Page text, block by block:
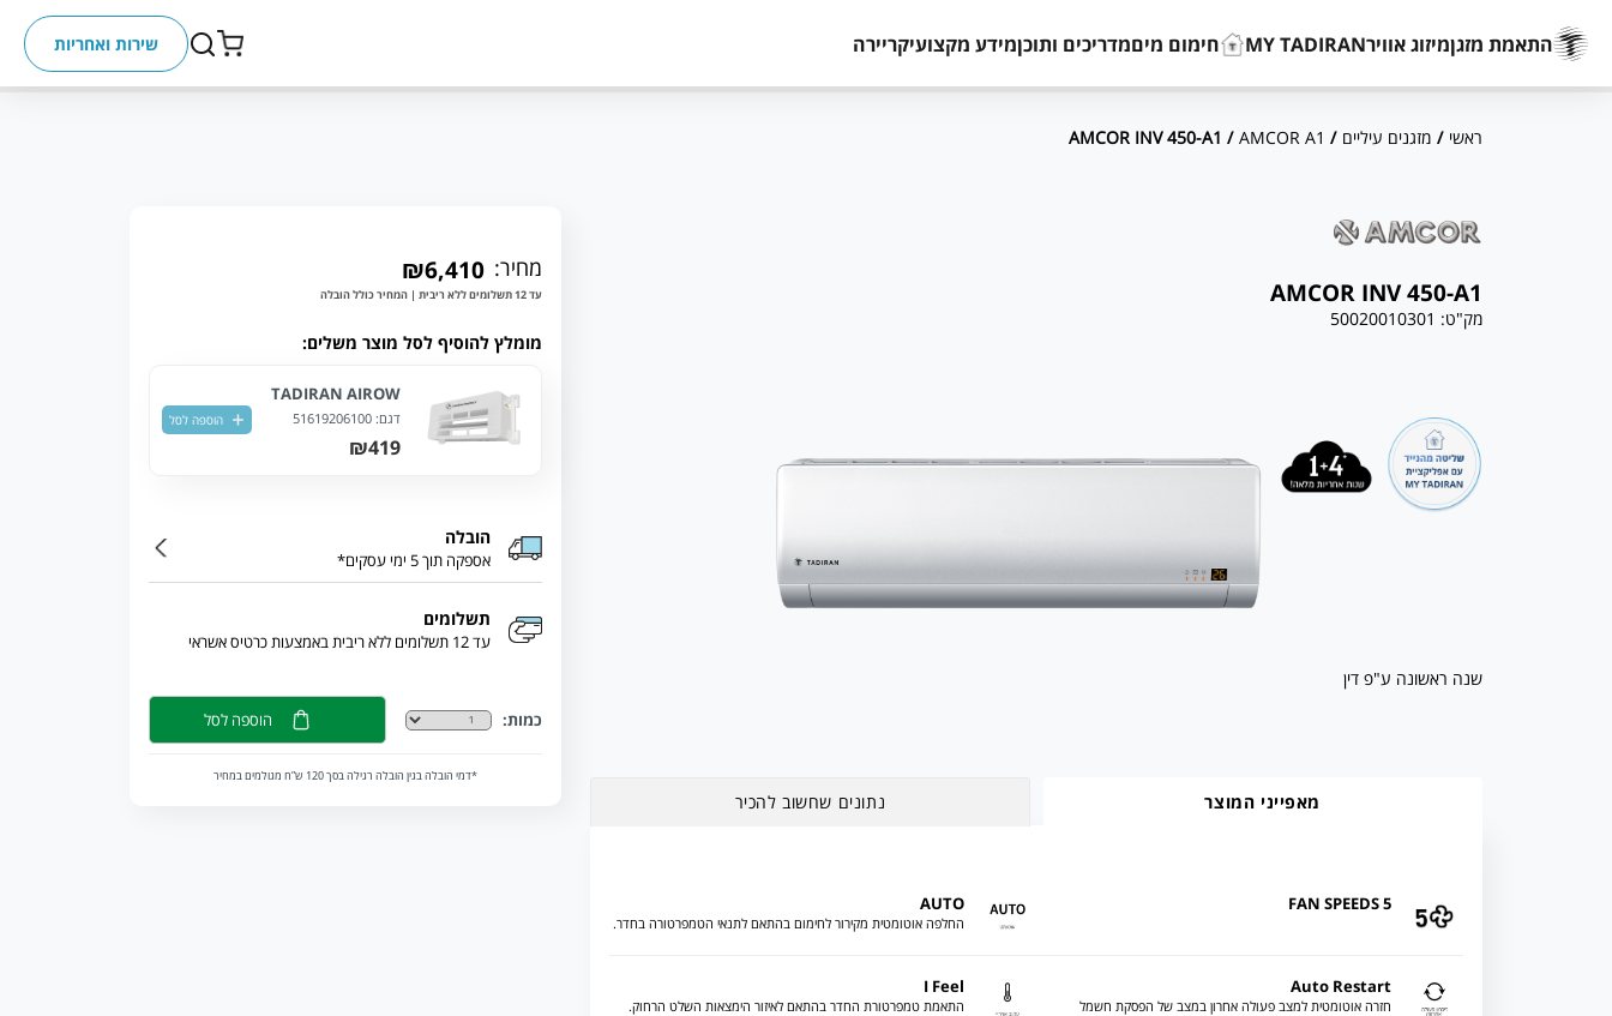
התאמת מזגןמיזוג אווירMY TADIRAN חימום מיםמדריכים ותוכןמידע מקצועיקריירה שירות ואחריות
ראשי / מזגנים עיליים /
AMCOR A1
/ AMCOR INV 450-A1
AMCOR INV 450-A1
מק"ט: 50020010301
שנה ראשונה ע"פ דין
מאפייני המוצר נתונים שחשוב להכיר
5 FAN SPEEDS
AUTO
החלפה אוטומטית מקירור לחימום בהתאם לתנאי הטמפרטורה בחדר.
Auto Restart
חזרה אוטומטית למצב פעולה אחרון במצב של הפסקת חשמל
I Feel
התאמת טמפרטורת החדר בהתאם לאיזור הימצאות השלט הרחוק.
מחיר: ₪6,410
עד 12 תשלומים ללא ריבית | המחיר כולל הובלה
מומלץ להוסיף לסל מוצר משלים:
TADIRAN AIROW
דגם: 51619206100
₪419
הוספה לסל
הובלה
אספקה תוך 5 ימי עסקים*
תשלומים
עד 12 תשלומים ללא ריבית באמצעות כרטיס אשראי
כמות: הוספה לסל
*דמי הובלה בגין הובלה רגילה בסך 120 ש”ח מגולמים במחיר